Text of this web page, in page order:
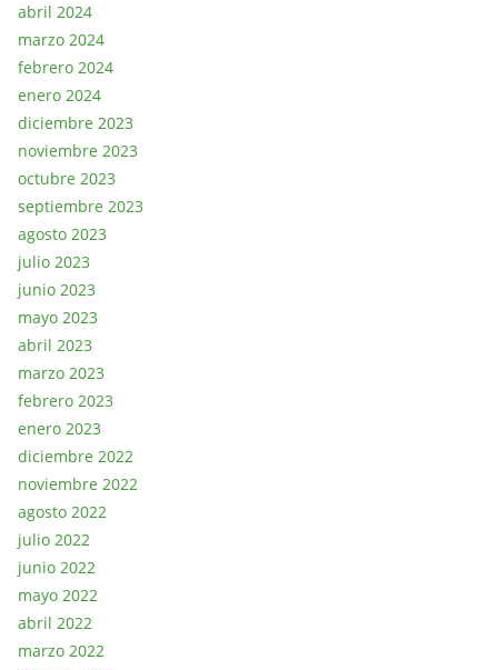
abril 2024
marzo 2024
febrero 2024
enero 2024
diciembre 2023
noviembre 2023
octubre 2023
septiembre 2023
agosto 2023
julio 2023
junio 2023
mayo 2023
abril 2023
marzo 2023
febrero 2023
enero 2023
diciembre 2022
noviembre 2022
agosto 2022
julio 2022
junio 2022
mayo 2022
abril 2022
marzo 2022